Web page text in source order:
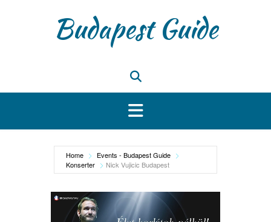
Budapest Guide
Home
Events - Budapest Guide
Konserter
Nick Vujicic Budapest